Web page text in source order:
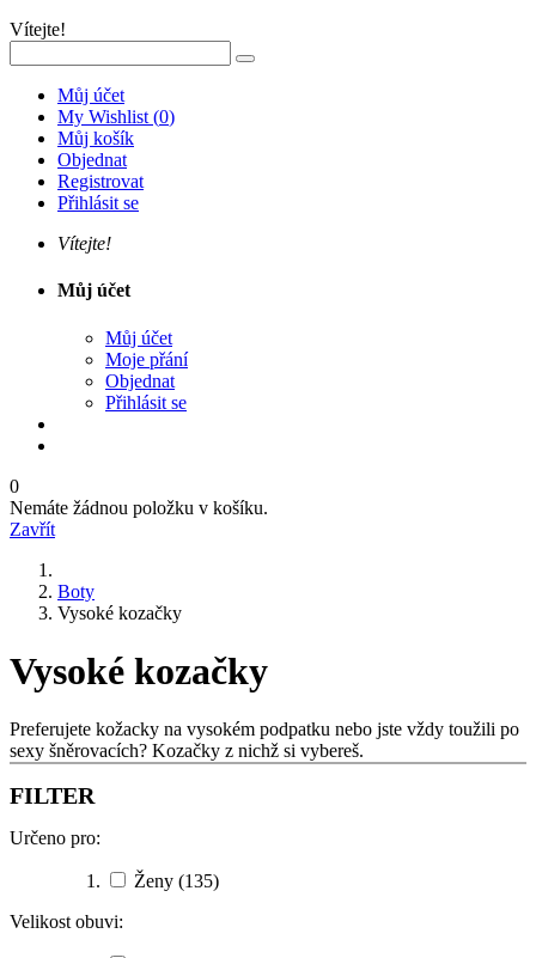
Vítejte!
Můj účet
My Wishlist (0)
Můj košík
Objednat
Registrovat
Přihlásit se
Vítejte!
Můj účet
Můj účet
Moje přání
Objednat
Přihlásit se
0
Nemáte žádnou položku v košíku.
Zavřít
Boty
Vysoké kozačky
Vysoké kozačky
Preferujete kožacky na vysokém podpatku nebo jste vždy toužili po
sexy šněrovacích? Kozačky z nichž si vybereš.
FILTER
Určeno pro:
Ženy (135)
Velikost obuvi: